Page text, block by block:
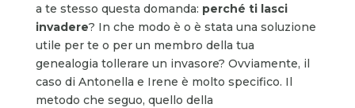
a te stesso questa domanda: perché ti lasci
invadere? In che modo è o è stata una soluzione
utile per te o per un membro della tua
genealogia tollerare un invasore? Ovviamente, il
caso di Antonella e Irene è molto specifico. Il
metodo che seguo, quello della